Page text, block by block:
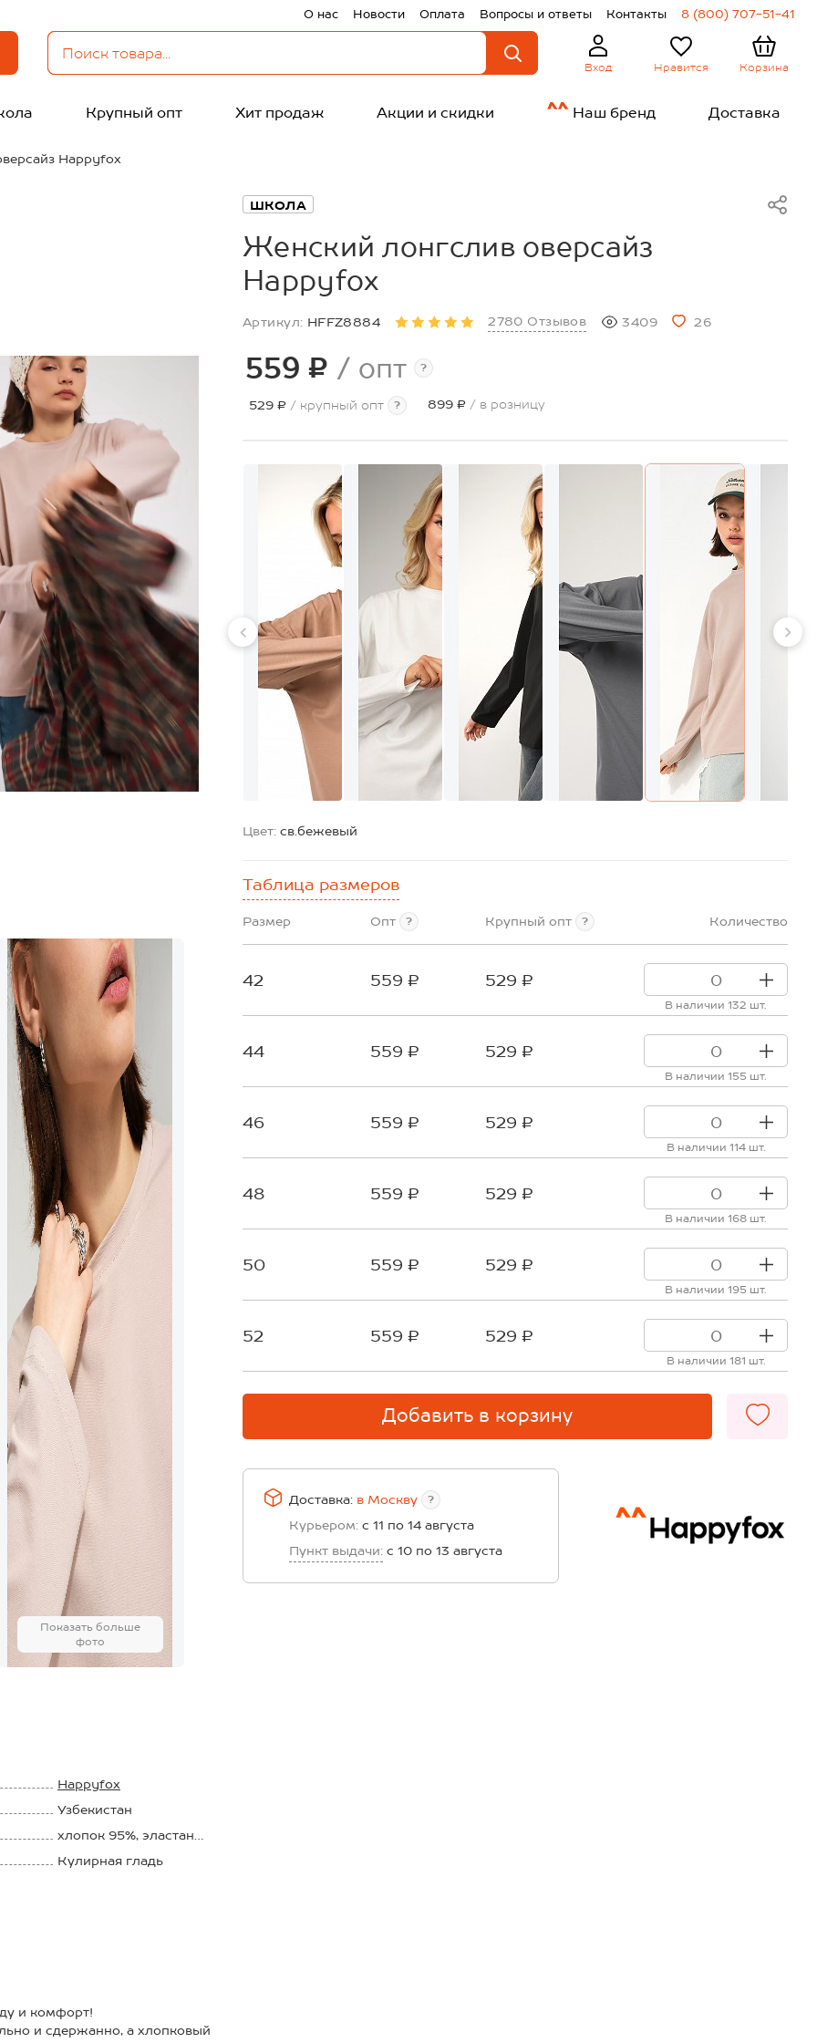
О нас Новости Оплата Вопросы и ответы Контакты 8 (800) 707-51-41
Вход Нравится Корзина
Крупный опт Хит продаж Акции и скидки Наш бренд Доставка
Happyfox
Показать больше
фото
ШКОЛА
Женский лонгслив оверсайз
Happyfox
Артикул: HFFZ8884 2780 Отзывов 3409 26
559 ₽ / опт ?
529 ₽ / крупный опт ? 899 ₽ / в розницу
Цвет: св.бежевый
Таблица размеров
Размер Опт ? Крупный опт ? Количество
42 559 ₽ 529 ₽
В наличии 132 шт.
44 559 ₽ 529 ₽
В наличии 155 шт.
46 559 ₽ 529 ₽
В наличии 114 шт.
48 559 ₽ 529 ₽
В наличии 168 шт.
50 559 ₽ 529 ₽
В наличии 195 шт.
52 559 ₽ 529 ₽
В наличии 181 шт.
Добавить в корзину
Доставка: в Москву ?
Курьером: с 11 по 14 августа
Пункт выдачи: с 10 по 13 августа
Happyfox
Узбекистан
хлопок 95%, эластан
5%
Кулирная гладь
и комфорт!
и сдержанно, а хлопковый